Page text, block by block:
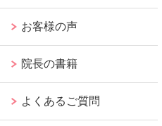
お客様の声
院長の書籍
よくあるご質問